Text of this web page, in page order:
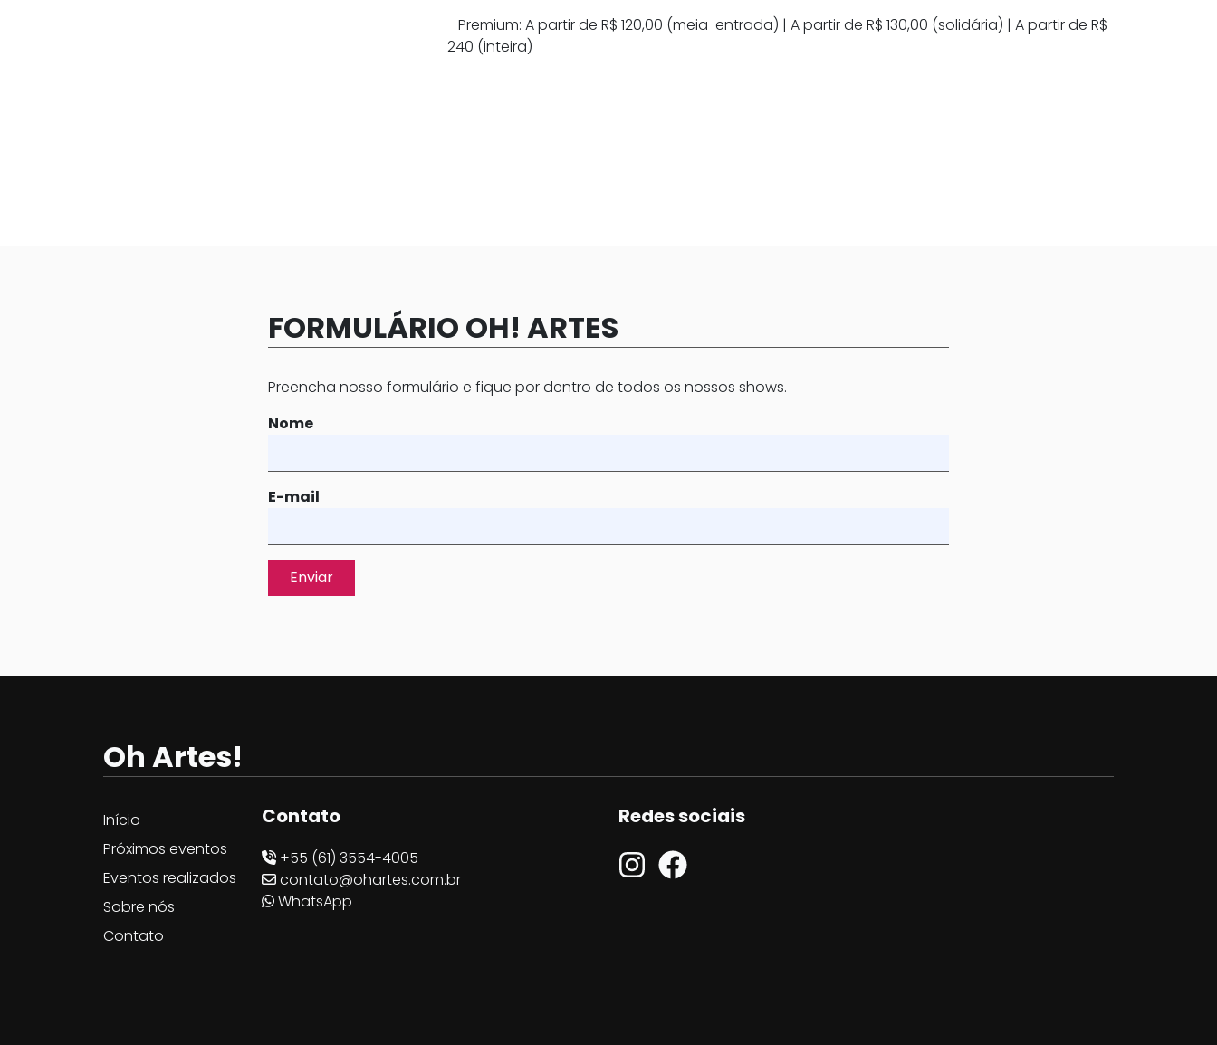
- Premium: A partir de R$ 120,00 (meia-entrada) | A partir de R$ 130,00 (solidária) | A partir de R$
240 (inteira)
FORMULÁRIO OH! ARTES
Preencha nosso formulário e fique por dentro de todos os nossos shows.
Nome
E-mail
Oh Artes!
Oh! Artes
Início
Próximos eventos
Eventos realizados
Sobre nós
Contato
Contato
+55 (61) 3554-4005
contato@ohartes.com.br
WhatsApp
Redes sociais